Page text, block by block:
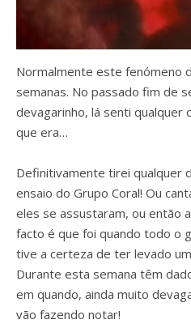
Normalmente este fenómeno
semanas. No passado fim de
devagarinho, lá senti qualquer
que era…
Definitivamente tirei qualquer
ensaio do Grupo Coral! Ou
eles se assustaram, ou então
facto é que foi quando todo o
tive a certeza de ter levado
Durante esta semana têm
em quando, ainda muito
vão fazendo notar!